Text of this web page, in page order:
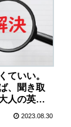
ていい。
、聞き取
人の英語
2023.08.30